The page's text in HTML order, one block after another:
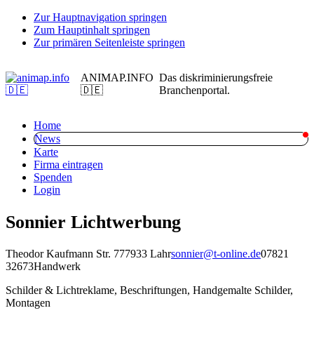
Zur Hauptnavigation springen
Zum Hauptinhalt springen
Zur primären Seitenleiste springen
ANIMAP.INFO
🇩🇪
Das diskriminierungsfreie
Branchenportal.
Home
News
Karte
Firma eintragen
Spenden
Login
Sonnier Lichtwerbung
Theodor Kaufmann Str. 777933 Lahrsonnier@t-online.de07821
32673Handwerk
Schilder & Lichtreklame, Beschriftungen, Handgemalte Schilder,
Montagen